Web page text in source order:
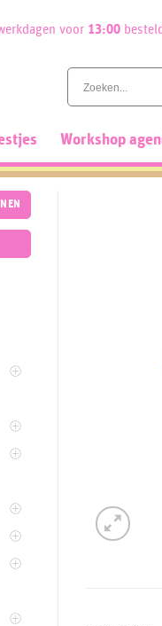
voor 13:00
Workshop